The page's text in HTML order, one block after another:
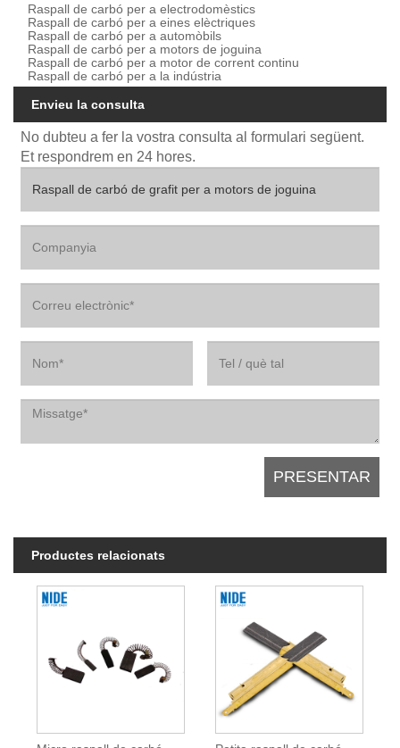
Raspall de carbó per a electrodomèstics
Raspall de carbó per a eines elèctriques
Raspall de carbó per a automòbils
Raspall de carbó per a motors de joguina
Raspall de carbó per a motor de corrent continu
Raspall de carbó per a la indústria
Envieu la consulta
No dubteu a fer la vostra consulta al formulari següent.
Et respondrem en 24 hores.
Productes relacionats